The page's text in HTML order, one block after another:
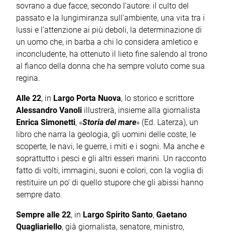
sovrano a due facce, secondo l’autore: il culto del
passato e la lungimiranza sull'ambiente, una vita tra i
lussi e l'attenzione ai più deboli, la determinazione di
un uomo che, in barba a chi lo considera amletico e
inconcludente, ha ottenuto il lieto fine salendo al trono
al fianco della donna che ha sempre voluto come sua
regina.
Alle 22, in Largo Porta Nuova, lo storico e scrittore
Alessandro Vanoli illustrerà, insieme alla giornalista
Enrica Simonetti, «Storia del mare» (Ed. Laterza), un
libro che narra la geologia, gli uomini delle coste, le
scoperte, le navi, le guerre, i miti e i sogni. Ma anche e
soprattutto i pesci e gli altri esseri marini. Un racconto
fatto di volti, immagini, suoni e colori, con la voglia di
restituire un po’ di quello stupore che gli abissi hanno
sempre dato.
Sempre alle 22, in Largo Spirito Santo, Gaetano
Quagliariello, già giornalista, senatore, ministro,